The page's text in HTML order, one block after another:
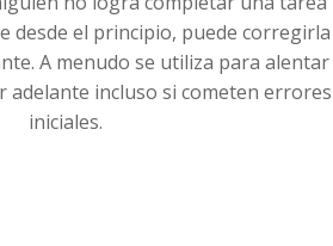
desde el principio, puede corregirla
A menudo se utiliza para alentar
adelante incluso si cometen errores
iniciales.